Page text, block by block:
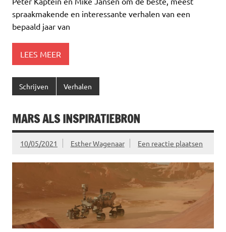
spraakmakende en interessante verhalen van een
bepaald jaar van
LEES MEER
Schrijven Verhalen
MARS ALS INSPIRATIEBRON
10/05/2021 Esther Wagenaar Een reactie plaatsen